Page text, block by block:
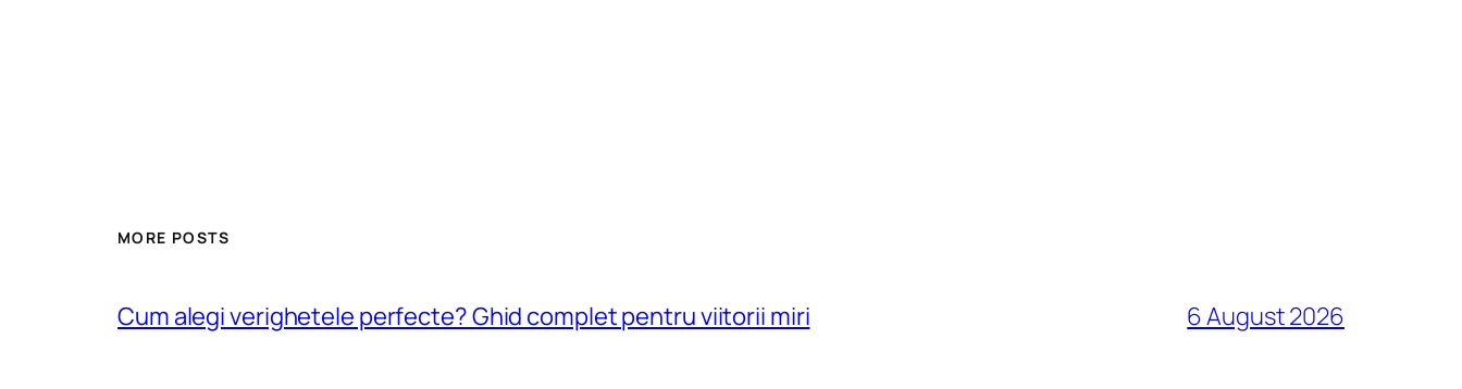
MORE POSTS
Cum alegi verighetele perfecte? Ghid complet pentru viitorii miri 6 August 2026